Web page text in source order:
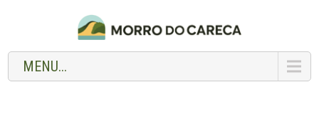
MENU...